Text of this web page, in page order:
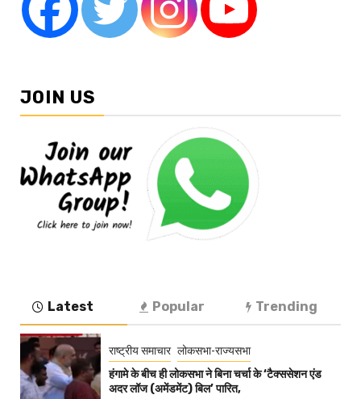
JOIN US
Latest Popular Trending
राष्ट्रीय समाचार लोकसभा-राज्यसभा
हंगामे के बीच ही लोकसभा ने बिना चर्चा के ‘टैक्ससेशन एंड
अदर लॉज (अमेंडमेंट) बिल’ पारित,